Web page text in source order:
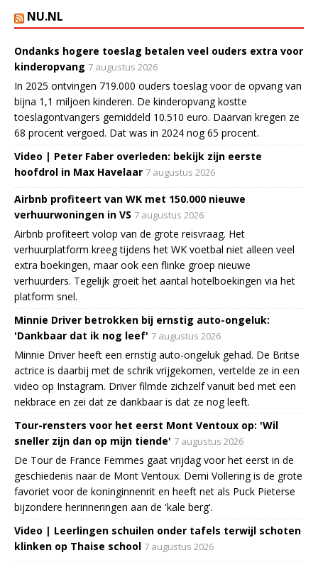
NU.NL
Ondanks hogere toeslag betalen veel ouders extra voor
kinderopvang 7 augustus 2026
In 2025 ontvingen 719.000 ouders toeslag voor de opvang van
bijna 1,1 miljoen kinderen. De kinderopvang kostte
toeslagontvangers gemiddeld 10.510 euro. Daarvan kregen ze
68 procent vergoed. Dat was in 2024 nog 65 procent.
Video | Peter Faber overleden: bekijk zijn eerste
hoofdrol in Max Havelaar 7 augustus 2026
Airbnb profiteert van WK met 150.000 nieuwe
verhuurwoningen in VS 7 augustus 2026
Airbnb profiteert volop van de grote reisvraag. Het
verhuurplatform kreeg tijdens het WK voetbal niet alleen veel
extra boekingen, maar ook een flinke groep nieuwe
verhuurders. Tegelijk groeit het aantal hotelboekingen via het
platform snel.
Minnie Driver betrokken bij ernstig auto-ongeluk:
'Dankbaar dat ik nog leef' 7 augustus 2026
Minnie Driver heeft een ernstig auto-ongeluk gehad. De Britse
actrice is daarbij met de schrik vrijgekomen, vertelde ze in een
video op Instagram. Driver filmde zichzelf vanuit bed met een
nekbrace en zei dat ze dankbaar is dat ze nog leeft.
Tour-rensters voor het eerst Mont Ventoux op: 'Wil
sneller zijn dan op mijn tiende' 7 augustus 2026
De Tour de France Femmes gaat vrijdag voor het eerst in de
geschiedenis naar de Mont Ventoux. Demi Vollering is de grote
favoriet voor de koninginnenrit en heeft net als Puck Pieterse
bijzondere herinneringen aan de 'kale berg'.
Video | Leerlingen schuilen onder tafels terwijl schoten
klinken op Thaise school 7 augustus 2026